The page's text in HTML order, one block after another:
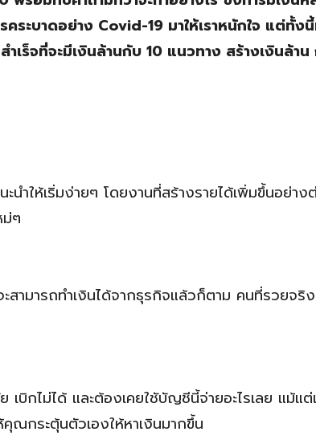
ระบาดอย่าง Covid-19 มาให้เราหนักใจ แต่ทั้ง
ร็จที่จะมีเงินล้านกับ 10 แนวทาง สร้างเงินล้า
นำให้เริ่มง่ายๆ โดยงานที่สร้างรายได้เพิ่มขึ้นอย่าง
ม่ๆ
ามารถทำเงินได้จากธุรกิจแล้วก็ตาม คนที่รวยจริง
บิกไม่ได้ และต้องเคยใชับัญชีนี้จ่ายอะไรเลย แม้แต่
คุณกระตุ้นตัวเองให้หาเงินมากขึ้น